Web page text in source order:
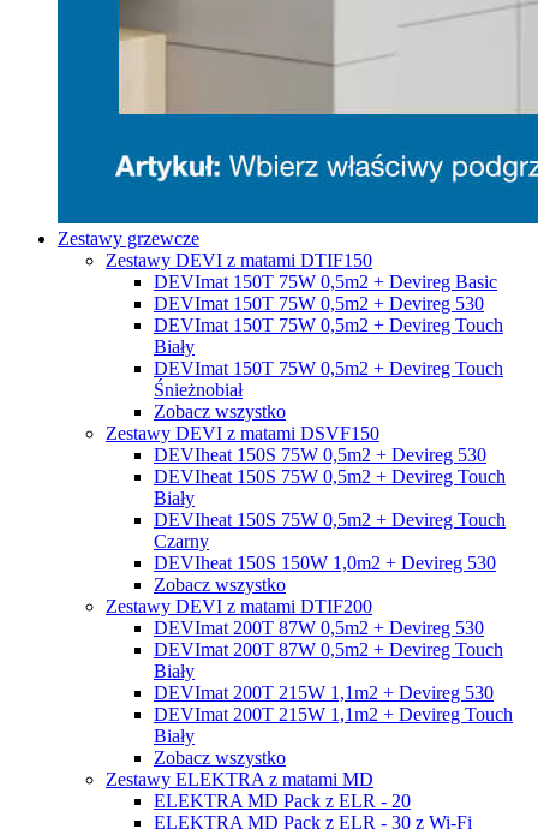
Zestawy grzewcze
Zestawy DEVI z matami DTIF150
DEVImat 150T 75W 0,5m2 + Devireg Basic
DEVImat 150T 75W 0,5m2 + Devireg 530
DEVImat 150T 75W 0,5m2 + Devireg Touch
Biały
DEVImat 150T 75W 0,5m2 + Devireg Touch
Śnieżnobiał
Zobacz wszystko
Zestawy DEVI z matami DSVF150
DEVIheat 150S 75W 0,5m2 + Devireg 530
DEVIheat 150S 75W 0,5m2 + Devireg Touch
Biały
DEVIheat 150S 75W 0,5m2 + Devireg Touch
Czarny
DEVIheat 150S 150W 1,0m2 + Devireg 530
Zobacz wszystko
Zestawy DEVI z matami DTIF200
DEVImat 200T 87W 0,5m2 + Devireg 530
DEVImat 200T 87W 0,5m2 + Devireg Touch
Biały
DEVImat 200T 215W 1,1m2 + Devireg 530
DEVImat 200T 215W 1,1m2 + Devireg Touch
Biały
Zobacz wszystko
Zestawy ELEKTRA z matami MD
ELEKTRA MD Pack z ELR - 20
ELEKTRA MD Pack z ELR - 30 z Wi-Fi